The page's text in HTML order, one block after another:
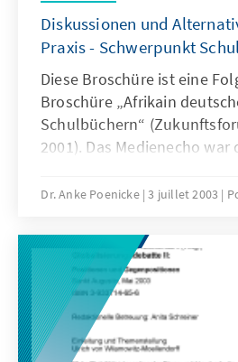
Diskussionen und
Praxis - Schwerpunkt
Diese Broschüre ist eine
Broschüre „Afrikain
Schulbüchern“
2001). Das Medienecho war
Zeitung, Deutschlandfunk,
Interesse bekundeten,
Konrad-Adenauer-Stiftung (in
Zusammenarbeit mit dem
Institut für Internationale
Schulbuchforschung)
die Tagung „Afrika in den
Dr. Anke Poenicke 3 juillet 2003